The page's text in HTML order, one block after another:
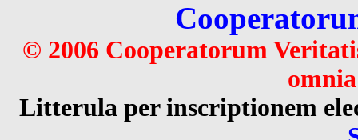
© 2006 Cooperatorum
Litterula per inscriptionem